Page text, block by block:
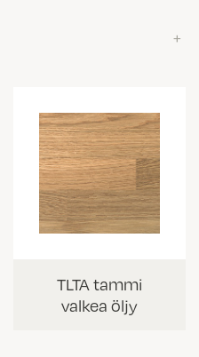
TLTA tammi
valkea öljy